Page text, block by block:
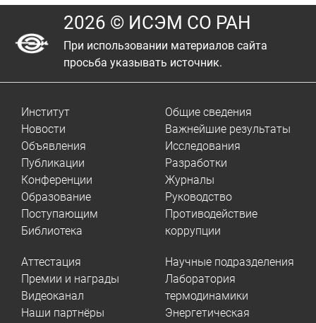
2026 © ИСЭМ СО РАН
При использовании материалов сайта
просьба указывать источник.
Институт
Новости
Объявления
Публикации
Конференции
Образование
Поступающим
Библиотека
Общие сведения
Важнейшие результаты
Исследования
Разработки
Журналы
Руководство
Противодействие
коррупции
Аттестация
Премии и награды
Видеоканал
Наши партнёры
Научные подразделения
Лаборатория
термодинамики
Энергетическая